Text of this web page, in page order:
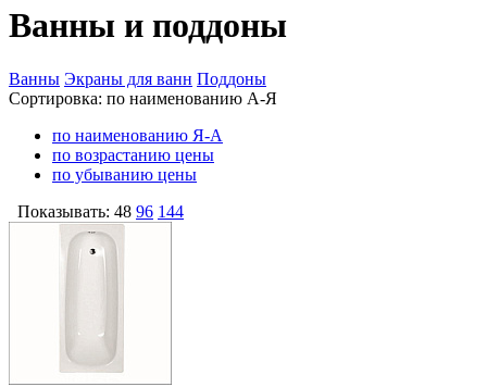
Ванны и поддоны
Ванны Экраны для ванн Поддоны
Сортировка: по наименованию А-Я
по наименованию Я-А
по возрастанию цены
по убыванию цены
Показывать: 48 96 144